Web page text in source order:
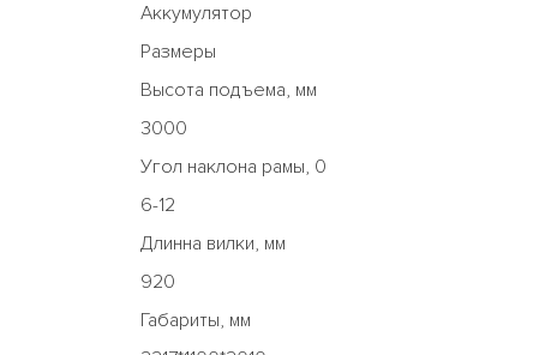
Аккумулятор
Размеры
Высота подъема, мм
3000
Угол наклона рамы, 0
6-12
Длинна вилки, мм
920
Габариты, мм